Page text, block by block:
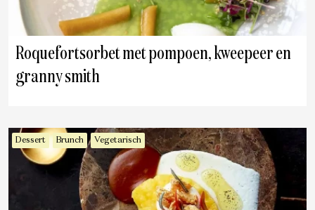
Roquefortsorbet met pompoen, kweepeer en
granny smith
Dessert Brunch Vegetarisch